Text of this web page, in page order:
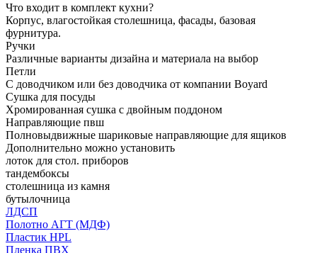
Что входит в комплект кухни?
Корпус, влагостойкая столешница, фасады, базовая
фурнитура.
Ручки
Различные варианты дизайна и материала на выбор
Петли
С доводчиком или без доводчика от компании Boyard
Сушка для посуды
Хромированная сушка с двойным поддоном
Направляющие пвш
Полновыдвижные шариковые направляющие для ящиков
Дополнительно можно установить
лоток для стол. приборов
тандембоксы
столешница из камня
бутылочница
ЛДСП
Полотно АГТ (МДФ)
Пластик HPL
Пленка ПВХ